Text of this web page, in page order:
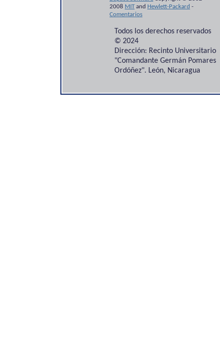
2008 MITand Hewlett-Packard -
Comentarios
Todos los derechos reservados
© 2024
Dirección: Recinto Universitario
"Comandante Germán Pomares
Ordóñez". León, Nicaragua